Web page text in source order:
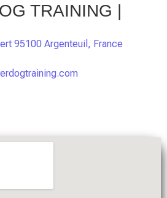
TRAINING |
95100 Argenteuil, France